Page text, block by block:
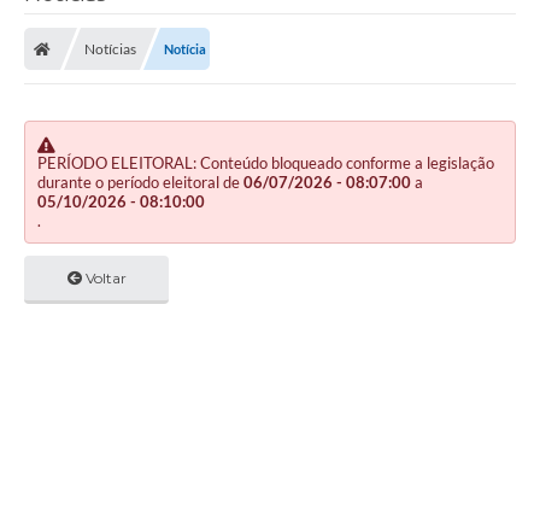
Notícias Notícia
PERÍODO ELEITORAL: Conteúdo bloqueado conforme a legislação
durante o período eleitoral de06/07/2026 - 08:07:00a
05/10/2026 - 08:10:00
.
Voltar